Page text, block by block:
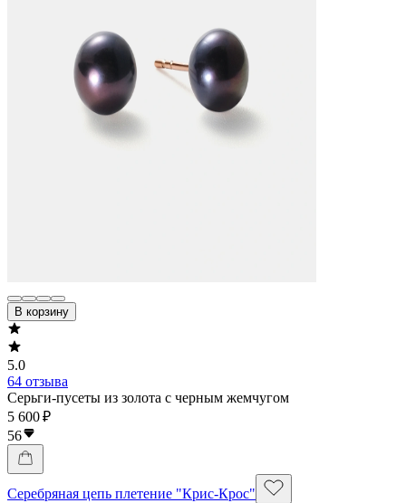
В корзину
5.0
64 отзыва
Серьги-пусеты из золота с черным жемчугом
5 600 ₽
56
Серебряная цепь плетение "Крис-Крос"